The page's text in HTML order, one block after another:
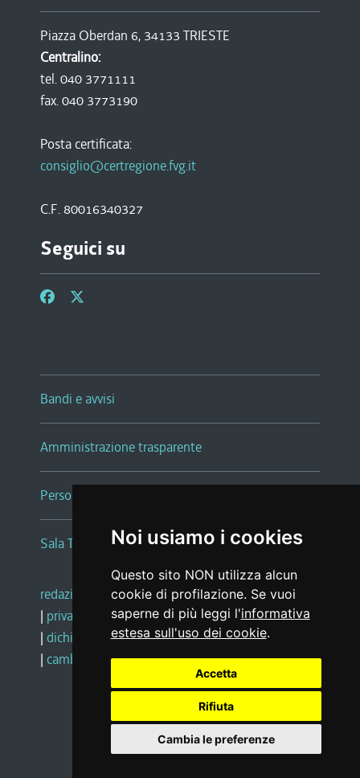
Noi usiamo i cookies
Questo sito NON utilizza alcun
cookie di profilazione. Se vuoi
saperne di più leggi l'informativa
estesa sull'uso dei cookie.
Accetta
Rifiuta
Cambia le preferenze
Piazza Oberdan 6, 34133 TRIESTE
Centralino:
tel. 040 3771111
fax. 040 3773190
Posta certificata:
consiglio@certregione.fvg.it
C.F. 80016340327
Seguici su
Bandi e avvisi
Amministrazione trasparente
Persone e Uffici
Sala Tiziano Tessitori
redazione web |note legali |glossario
| privacy
social media policy
| dichiarazione di accessibilità |feedback
| cambio preferenze cookie
Realizzato da